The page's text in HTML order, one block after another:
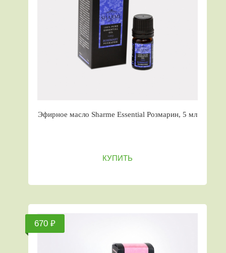
Эфирное масло Sharme Essential Розмарин, 5 мл
КУПИТЬ
670 ₽